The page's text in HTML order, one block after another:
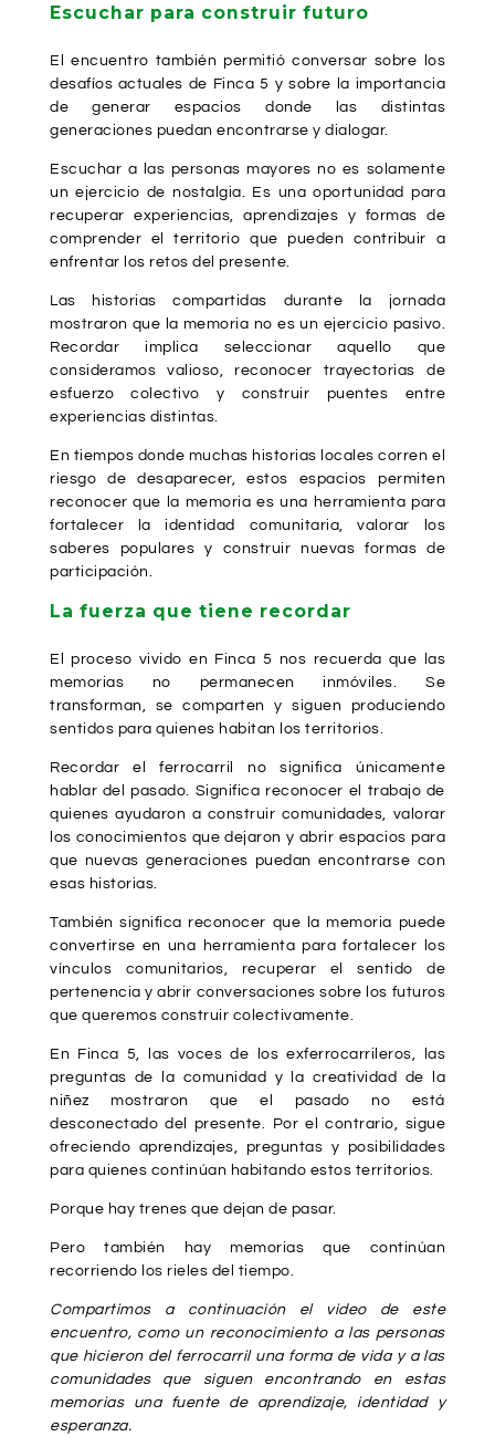
Escuchar para construir futuro
El encuentro también permitió conversar sobre los
desafíos actuales de Finca 5 y sobre la importancia
de generar espacios donde las distintas
generaciones puedan encontrarse y dialogar.
Escuchar a las personas mayores no es solamente
un ejercicio de nostalgia. Es una oportunidad para
recuperar experiencias, aprendizajes y formas de
comprender el territorio que pueden contribuir a
enfrentar los retos del presente.
Las historias compartidas durante la jornada
mostraron que la memoria no es un ejercicio pasivo.
Recordar implica seleccionar aquello que
consideramos valioso, reconocer trayectorias de
esfuerzo colectivo y construir puentes entre
experiencias distintas.
En tiempos donde muchas historias locales corren el
riesgo de desaparecer, estos espacios permiten
reconocer que la memoria es una herramienta para
fortalecer la identidad comunitaria, valorar los
saberes populares y construir nuevas formas de
participación.
La fuerza que tiene recordar
El proceso vivido en Finca 5 nos recuerda que las
memorias no permanecen inmóviles. Se
transforman, se comparten y siguen produciendo
sentidos para quienes habitan los territorios.
Recordar el ferrocarril no significa únicamente
hablar del pasado. Significa reconocer el trabajo de
quienes ayudaron a construir comunidades, valorar
los conocimientos que dejaron y abrir espacios para
que nuevas generaciones puedan encontrarse con
esas historias.
También significa reconocer que la memoria puede
convertirse en una herramienta para fortalecer los
vínculos comunitarios, recuperar el sentido de
pertenencia y abrir conversaciones sobre los futuros
que queremos construir colectivamente.
En Finca 5, las voces de los exferrocarrileros, las
preguntas de la comunidad y la creatividad de la
niñez mostraron que el pasado no está
desconectado del presente. Por el contrario, sigue
ofreciendo aprendizajes, preguntas y posibilidades
para quienes continúan habitando estos territorios.
Porque hay trenes que dejan de pasar.
Pero también hay memorias que continúan
recorriendo los rieles del tiempo.
Compartimos a continuación el video de este
encuentro, como un reconocimiento a las personas
que hicieron del ferrocarril una forma de vida y a las
comunidades que siguen encontrando en estas
memorias una fuente de aprendizaje, identidad y
esperanza.